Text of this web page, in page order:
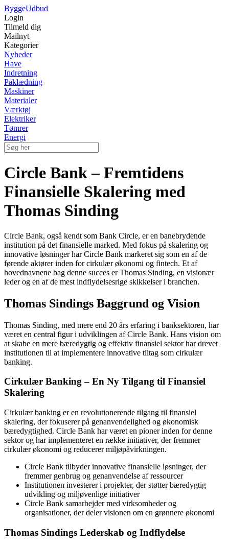
ByggeUdbud
Login
Tilmeld dig
Mailnyt
Kategorier
Nyheder
Have
Indretning
Påklædning
Maskiner
Materialer
Værktøj
Elektriker
Tømrer
Energi
Circle Bank – Fremtidens
Finansielle Skalering med
Thomas Sinding
Circle Bank, også kendt som Bank Circle, er en banebrydende
institution på det finansielle marked. Med fokus på skalering og
innovative løsninger har Circle Bank markeret sig som en af de
førende aktører inden for cirkulær økonomi og fintech. Et af
hovednavnene bag denne succes er Thomas Sinding, en visionær
leder og en af de mest indflydelsesrige skikkelser i branchen.
Thomas Sindings Baggrund og Vision
Thomas Sinding, med mere end 20 års erfaring i banksektoren, har
været en central figur i udviklingen af Circle Bank. Hans vision om
at skabe en mere bæredygtig og effektiv finansiel sektor har drevet
institutionen til at implementere innovative tiltag som cirkulær
banking.
Cirkulær Banking – En Ny Tilgang til Finansiel
Skalering
Cirkulær banking er en revolutionerende tilgang til finansiel
skalering, der fokuserer på genanvendelighed og økonomisk
bæredygtighed. Circle Bank har været en pioner inden for denne
sektor og har implementeret en række initiativer, der fremmer
cirkulær økonomi og reducerer miljøpåvirkningen.
Circle Bank tilbyder innovative finansielle løsninger, der
fremmer genbrug og genanvendelse af ressourcer
Institutionen investerer i projekter, der støtter bæredygtig
udvikling og miljøvenlige initiativer
Circle Bank samarbejder med virksomheder og
organisationer, der deler visionen om en grønnere økonomi
Thomas Sindings Lederskab og Indflydelse